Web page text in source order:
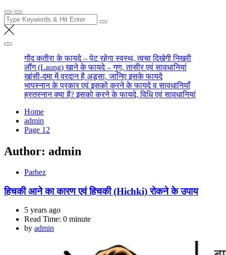
Search
for:
गोंद कतीरा के फायदे – पेट रहेगा स्वस्थ, त्वचा दिखेगी निखरी
लौंग (Laung) खाने के फायदे – गुण, तासीर एवं सावधानियां
खांसी-दमा में वरदान है अडूसा, जानिए इसके फायदे
भापस्नान के प्रकार एवं इसको करने के फायदे व सावधानियाँ
हस्तस्नान क्या है? इसको करने के फायदे, विधि एवं सावधानियां
Home
admin
Page 12
Author: admin
Parhez
हिचकी आने का कारण एवं हिचकी (Hichki) रोकने के उपाय
5 years ago
Read Time: 0 minute
by admin